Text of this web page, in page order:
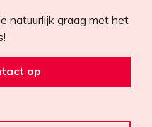
natuurlijk graag met het
op